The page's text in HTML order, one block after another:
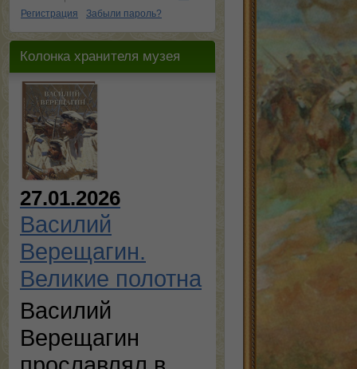
Регистрация
Забыли пароль?
Колонка хранителя музея
27.01.2026
Василий
Верещагин.
Великие полотна
Василий
Верещагин